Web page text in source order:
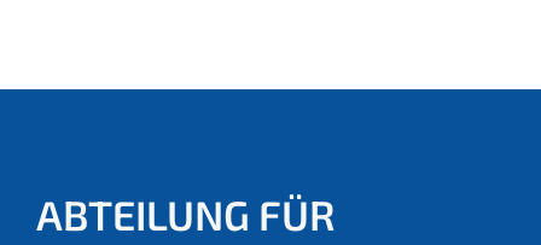
ABTEILUNG FÜR